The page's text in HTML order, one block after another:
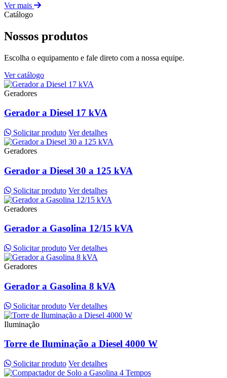
Ver mais
Catálogo
Nossos produtos
Escolha o equipamento e fale direto com a nossa equipe.
Ver catálogo
Geradores
Gerador a Diesel 17 kVA
Solicitar produto Ver detalhes
Geradores
Gerador a Diesel 30 a 125 kVA
Solicitar produto Ver detalhes
Geradores
Gerador a Gasolina 12/15 kVA
Solicitar produto Ver detalhes
Geradores
Gerador a Gasolina 8 kVA
Solicitar produto Ver detalhes
Iluminação
Torre de Iluminação a Diesel 4000 W
Solicitar produto Ver detalhes